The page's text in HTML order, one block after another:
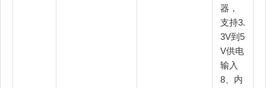
器，
支持3.
3V到5
V供电
输入
8、内